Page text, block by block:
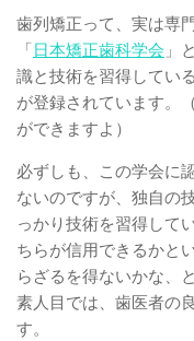
歯列矯正って、実は専
「日本矯正歯科学会 」
識と技術を習得してい
が登録されています。
ができますよ）
必ずしも、この学会に
ないのですが、独自の
っかり技術を習得して
ちらが信用できるかと
らざるを得ないかな、と
素人目では、歯医者の
す。